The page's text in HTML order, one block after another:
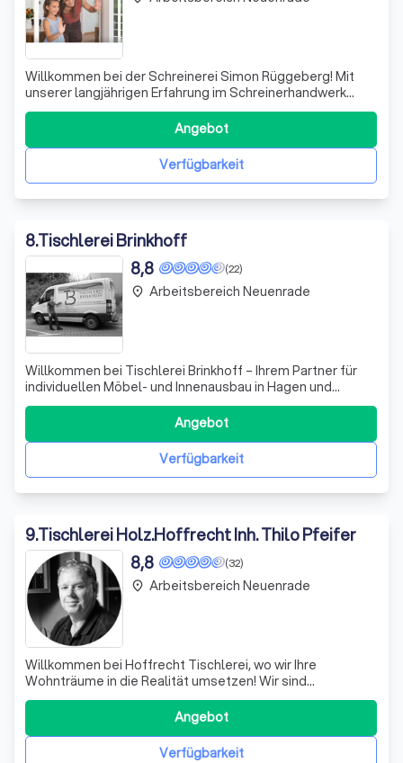
Willkommen bei der Schreinerei Simon Rüggeberg! Mit
unserer langjährigen Erfahrung im Schreinerhandwerk
setzen wir auf individuelle Lösungen, die das Leben,
Wohnen und Arbeiten unserer Kunden bereichern. Wir
haben bereits zahlreichen Menschen geholfen, ihre
Wohn- und Lebensräume nach ihren Vorstellu
Verfügbarkeit
Angebot
8.Tischlerei Brinkhoff
(22)
8,8
Willkommen bei Tischlerei Brinkhoff – Ihrem Partner für
individuellen Möbel- und Innenausbau in Hagen und
Umgebung! Wir sind stolz darauf, meisterhaftes
Handwerk mit kreativen Lösungen zu kombinieren, um Ihre
Wohnträume Wirklichkeit werden zu lassen. Ob
maßgefertigte Möbel, die perfekt in Ihr Zuhaus
Verfügbarkeit
Angebot
place Arbeitsbereich Neuenrade
9.Tischlerei Holz.Hoffrecht Inh. Thilo Pfeifer
(32)
8,8
Willkommen bei Hoffrecht Tischlerei, wo wir Ihre
Wohnträume in die Realität umsetzen! Wir sind
leidenschaftliche Tischler und bieten Ihnen eine breite
Palette an Dienstleistungen, die von der selbstständigen
Montage von Möbeln, Treppen und Böden bis hin zu
individuellen Sonderanfertigungen reichen.
Verfügbarkeit
Angebot
place Arbeitsbereich Neuenrade